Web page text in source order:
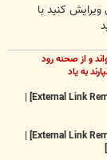
کنيد با
و از صحنه رود
به ياد
|
|